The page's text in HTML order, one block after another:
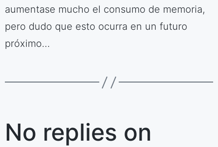
aumentase mucho el consumo de memoria,
pero dudo que esto ocurra en un futuro
próximo…
No replies on